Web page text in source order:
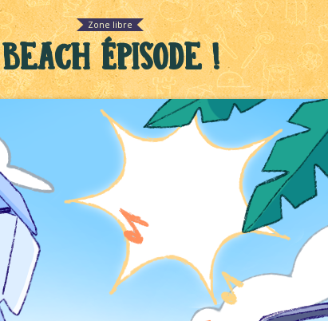
Zone libre
Beach Épisode !